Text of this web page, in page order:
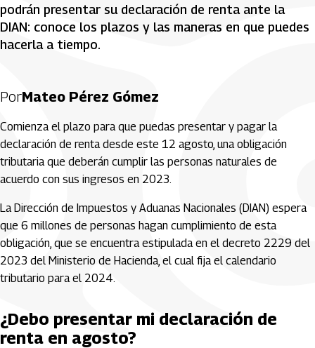
podrán presentar su declaración de renta ante la
DIAN: conoce los plazos y las maneras en que puedes
hacerla a tiempo.
PorMateo Pérez Gómez
Comienza el plazo para que puedas presentar y pagar la
declaración de renta desde este 12 agosto, una obligación
tributaria que deberán cumplir las personas naturales de
acuerdo con sus ingresos en 2023.
La Dirección de Impuestos y Aduanas Nacionales (DIAN) espera
que 6 millones de personas hagan cumplimiento de esta
obligación, que se encuentra estipulada en el decreto 2229 del
2023 del Ministerio de Hacienda, el cual fija el calendario
tributario para el 2024.
¿Debo presentar mi declaración de
renta en agosto?